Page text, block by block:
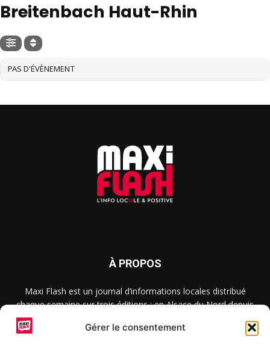
Gérer le consentement
Breitenbach Haut-Rhin
PAS D'ÉVÈNEMENT
À PROPOS
Maxi Flash est un journal d’informations locales distribué
chaque semaine sur trois éditions : en Alsace du Nord depuis
2015, dans les secteurs d’Obernai-Molsheim-Erstein depuis
2022, et à Colmar, Vignoble et Plaine depuis 2023.